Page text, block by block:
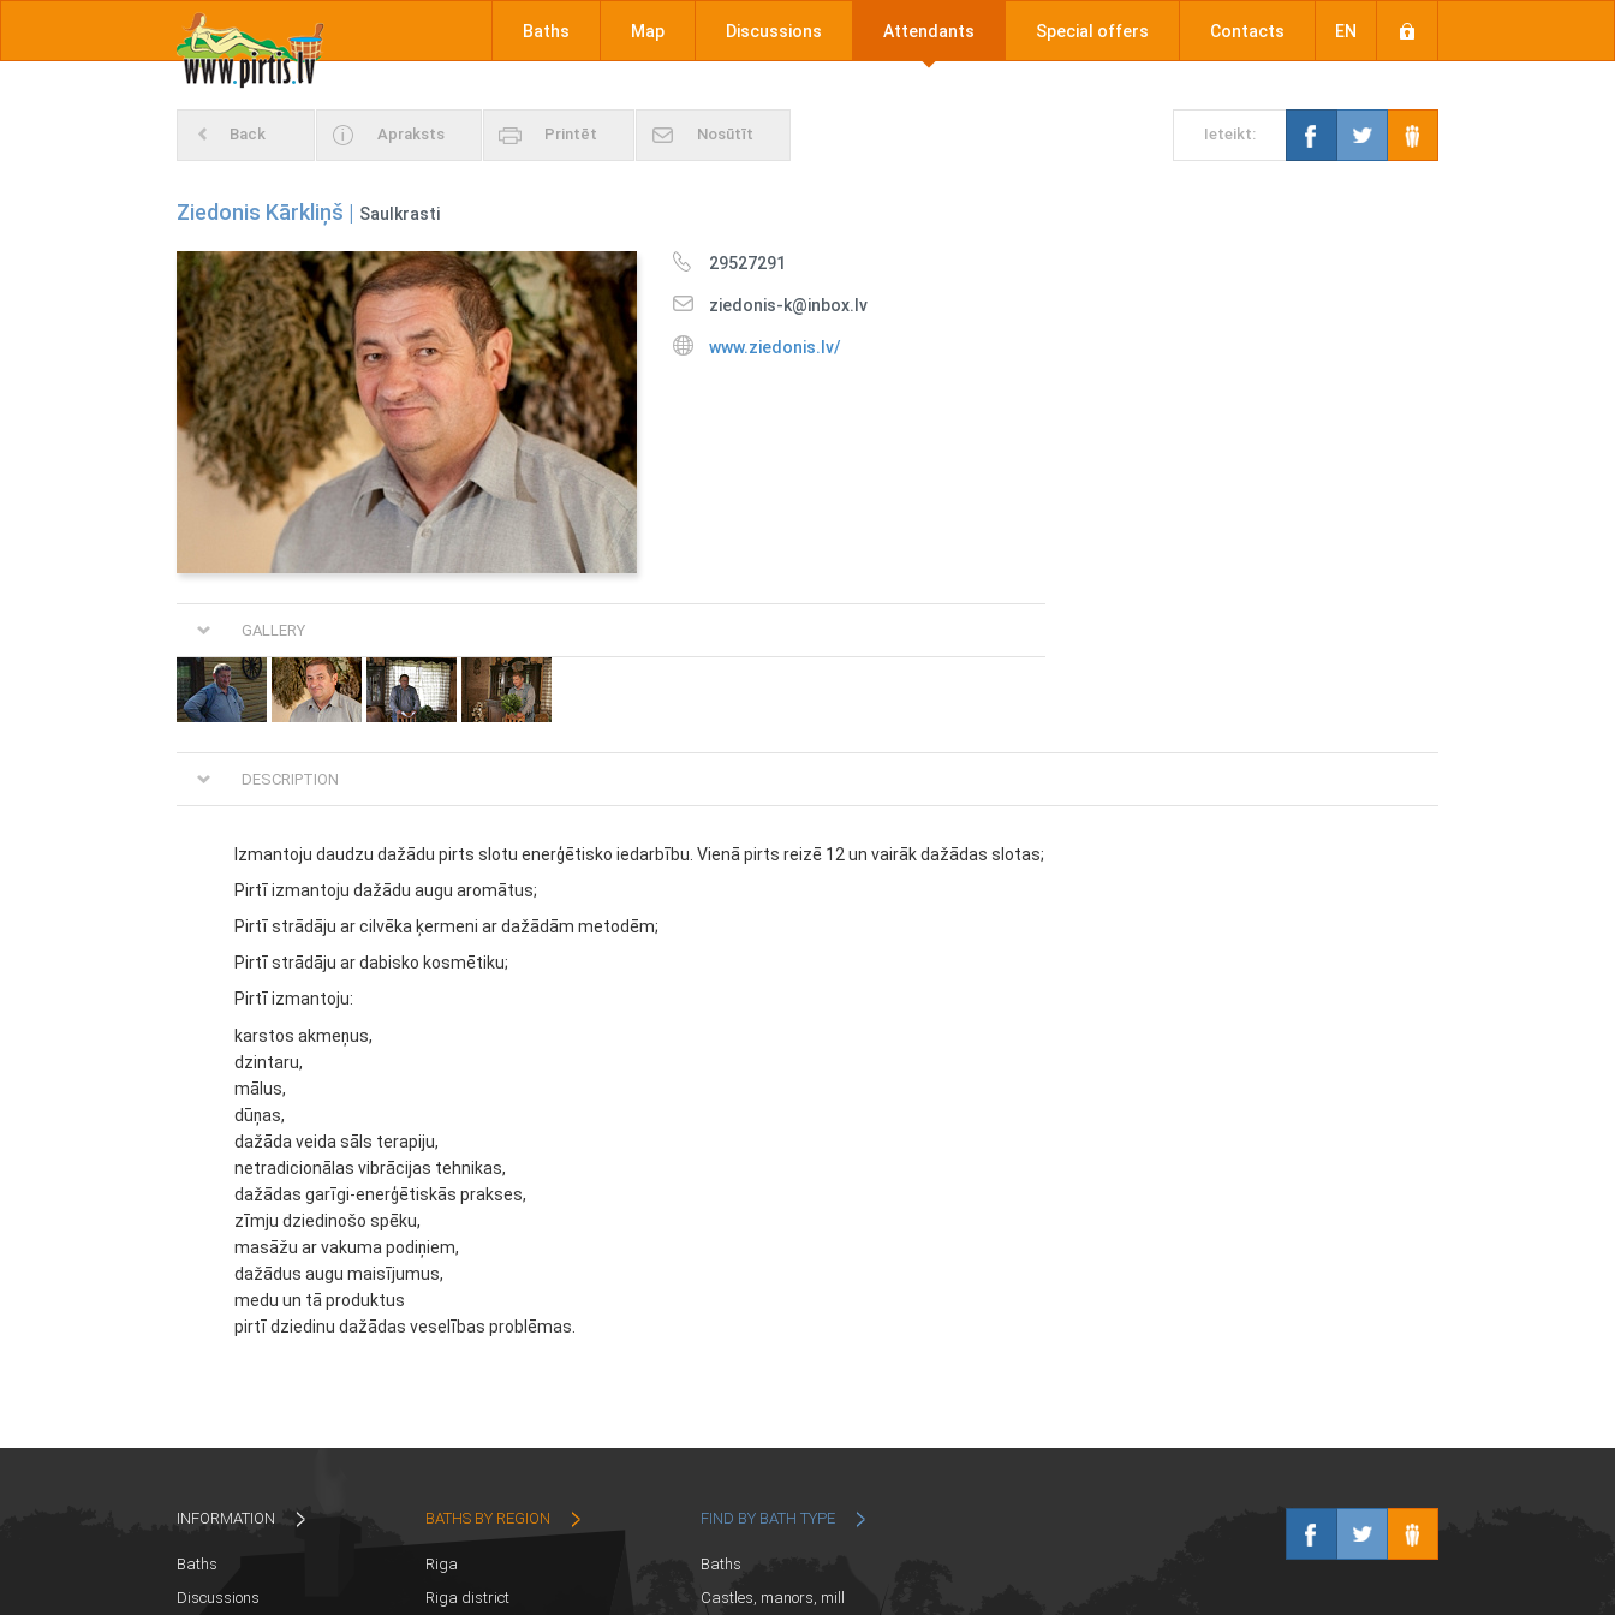
Baths Map Discussions Attendants Special offers Contacts EN
Back Apraksts Printēt Nosūtīt Ieteikt:
Ziedonis Kārkliņš | Saulkrasti
29527291
ziedonis-k@inbox.lv
www.ziedonis.lv/
GALLERY
DESCRIPTION
Izmantoju daudzu dažādu pirts slotu enerģētisko iedarbību. Vienā pirts reizē 12 un vairāk dažādas slotas;
Pirtī izmantoju dažādu augu aromātus;
Pirtī strādāju ar cilvēka ķermeni ar dažādām metodēm;
Pirtī strādāju ar dabisko kosmētiku;
Pirtī izmantoju:
karstos akmeņus,
dzintaru,
mālus,
dūņas,
dažāda veida sāls terapiju,
netradicionālas vibrācijas tehnikas,
dažādas garīgi-enerģētiskās prakses,
zīmju dziedinošo spēku,
masāžu ar vakuma podiņiem,
dažādus augu maisījumus,
medu un tā produktus
pirtī dziedinu dažādas veselības problēmas.
INFORMATION
Baths
Discussions
BATHS BY REGION
Riga
Riga district
FIND BY BATH TYPE
Baths
Castles, manors, mill